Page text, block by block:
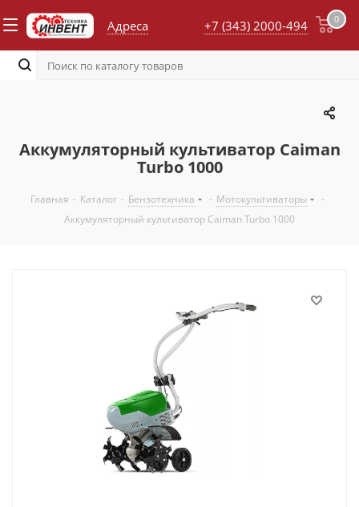
Адреса 0
+7 (343) 2000-494
Аккумуляторный культиватор Caiman
Turbo 1000
Главная - Каталог - Бензотехника - Мотокультиваторы
-
Аккумуляторный культиватор Caiman Turbo 1000